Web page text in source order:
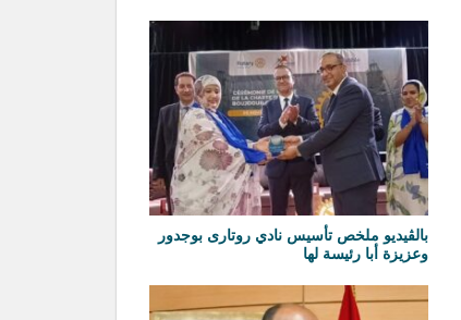
بالڨيديو ملخص تأسيس نادي روتارى بوجدور
وعزيزة أبا رئيسة لها